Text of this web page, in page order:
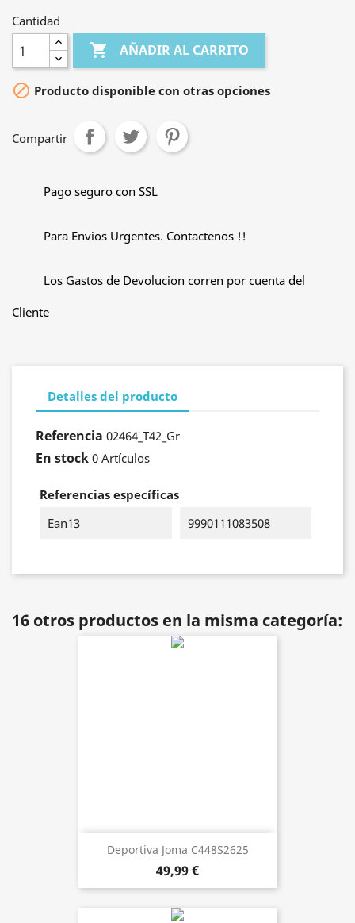
Cantidad
 AÑADIR AL CARRITO
 Producto disponible con otras opciones
Compartir
Pago seguro con SSL
Para Envios Urgentes. Contactenos !!
Los Gastos de Devolucion corren por cuenta del
Cliente
Detalles del producto
Referencia 02464_T42_Gr
En stock 0 Artículos
Referencias específicas
Ean13
9990111083508
16 otros productos en la misma categoría:
Deportiva Joma C448S2625
49,99 €